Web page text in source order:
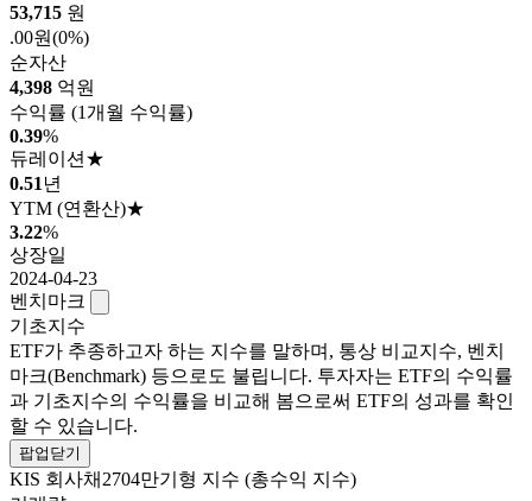
53,715 원
.00원(0%)
순자산
4,398 억원
수익률 (1개월 수익률)
0.39%
듀레이션 ★
0.51 년
YTM (연환산)★
3.22%
상장일
2024-04-23
벤치마크
기초지수
ETF가 추종하고자 하는 지수를 말하며, 통상 비교지수, 벤치
마크(Benchmark) 등으로도 불립니다. 투자자는 ETF의 수익률
과 기초지수의 수익률을 비교해 봄으로써 ETF의 성과를 확인
할 수 있습니다.
팝업닫기
KIS 회사채2704만기형 지수 (총수익 지수)